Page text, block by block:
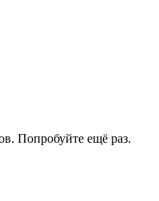
Попробуйте ещё раз.